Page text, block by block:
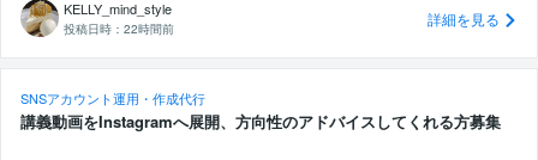
KELLY_mind_style
投稿日時： 22時間前 詳細を見る
SNSアカウント運用・作成代行
講義動画をInstagramへ展開、方向性のアドバイスしてくれる方募集